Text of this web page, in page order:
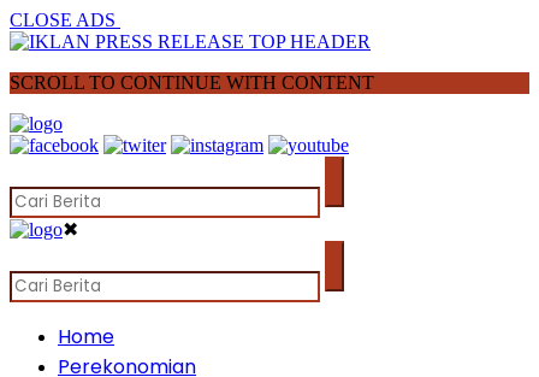
CLOSE ADS
SCROLL TO CONTINUE WITH CONTENT
✖
Home
Perekonomian